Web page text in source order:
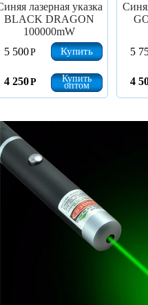
лазерная указка
BLACK DRAGON
100000mW
5 500Р Купить
4 250Р Купить
оптом
5
4